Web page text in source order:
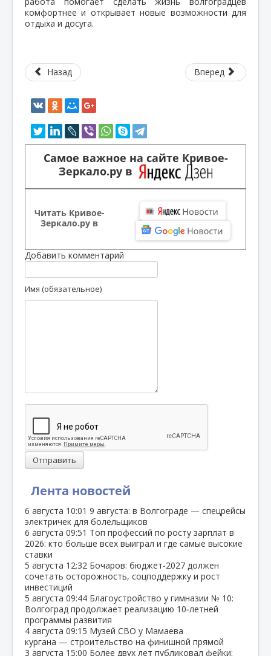
Лента новостей
6 августа 10:01 9 августа: в Волгограде — спецрейсы
электричек для болельщиков
6 августа 09:51 Топ профессий по росту зарплат в
2026: кто больше всех выиграл и где самые высокие
ставки
5 августа 12:32 Бочаров: бюджет‑2027 должен
сочетать осторожность, соцподдержку и рост
инвестиций
5 августа 09:44 Благоустройство у гимназии № 10:
Волгоград продолжает реализацию 10‑летней
программы развития
4 августа 09:15 Музей СВО у Мамаева
кургана — строительство на финишной прямой
3 августа 15:00 Более двух лет публиковал фейки:
комфортнее и открывает новые возможности для
отдыха и досуга.
Назад Вперед
Самое важное на сайте Кривое-
Зеркало.ру в
Читать Кривое-
Зеркало.ру в
Добавить комментарий
Имя (обязательное)
Отправить